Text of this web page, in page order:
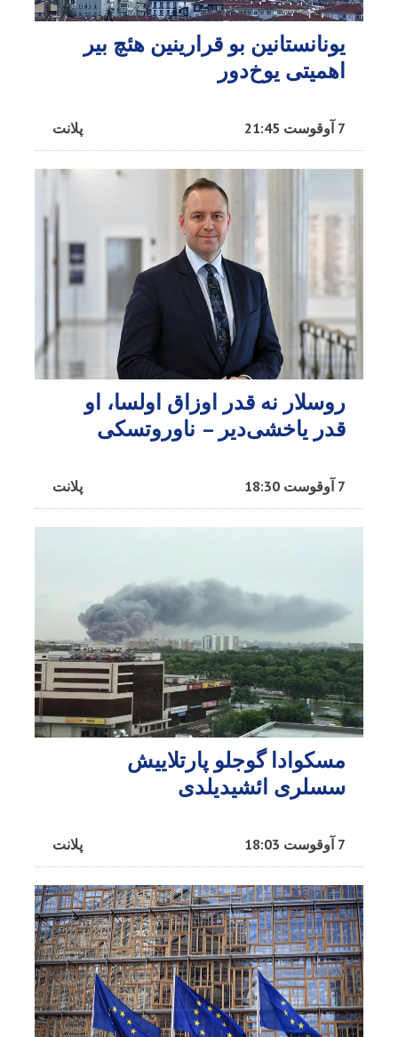
یونانستانین بو قرارینین هئچ بیر
اهمیتی یوخ‌دور
پلانت 7 آوقوست 21:45
روسلار نه قدر اوزاق اولسا، او
قدر یاخشی‌دیر – ناوروتسکی
پلانت 7 آوقوست 18:30
مسکوادا گوجلو پارتلاییش
سسلری ائشیدیلدی
پلانت 7 آوقوست 18:03